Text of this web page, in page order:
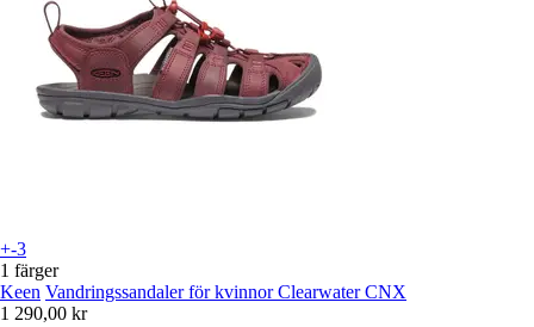
+-3
1 färger
Keen Vandringssandaler för kvinnor Clearwater CNX
1 290,00 kr